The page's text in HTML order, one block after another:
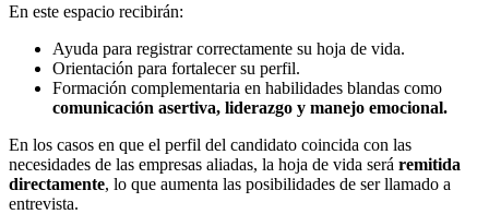
En este espacio recibirán:
Ayuda para registrar correctamente su hoja de vida.
Orientación para fortalecer su perfil.
Formación complementaria en habilidades blandas como
comunicación asertiva, liderazgo y manejo emocional.
En los casos en que el perfil del candidato coincida con las
necesidades de las empresas aliadas, la hoja de vida será remitida
directamente, lo que aumenta las posibilidades de ser llamado a
entrevista.